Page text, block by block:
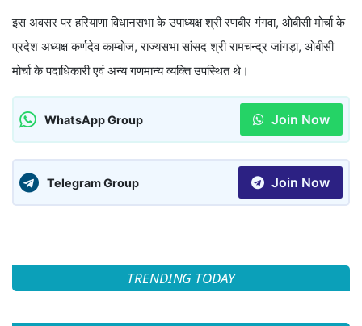
इस अवसर पर हरियाणा विधानसभा के उपाध्यक्ष श्री रणबीर गंगवा, ओबीसी मोर्चा के
प्रदेश अध्यक्ष कर्णदेव काम्बोज, राज्यसभा सांसद श्री रामचन्द्र जांगड़ा, ओबीसी
मोर्चा के पदाधिकारी एवं अन्य गणमान्य व्यक्ति उपस्थित थे।
WhatsApp Group Join Now
Telegram Group Join Now
TRENDING TODAY